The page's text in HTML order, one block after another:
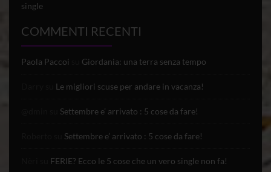
single
COMMENTI RECENTI
Paola Paccoi Giordania: una terra senza tempo
Le migliori scuse per andare in vacanza!
Settembre e’ arrivato : 5 cose da fare!
Settembre e’ arrivato : 5 cose da fare!
FERIE? Ecco le 5 cose che un vero single non fa!